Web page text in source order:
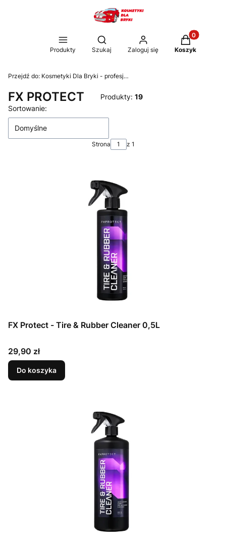
Produkty
Otwórz wyszukiwarkę
Szukaj Zaloguj się
Produkty w
Koszyk
Przejdź do: Kosmetyki Dla Bryki - profesjonalne kosmetyki i akcesoria samochodowe
FX PROTECT Produkty: 19
Lista produktów
Sortowanie:
Domyślne
Strona z 1
FX Protect - Tire & Rubber Cleaner 0,5L
Cena
29,90 zł
Do koszyka